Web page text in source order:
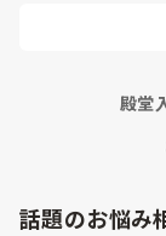
殿堂
話題のお悩み